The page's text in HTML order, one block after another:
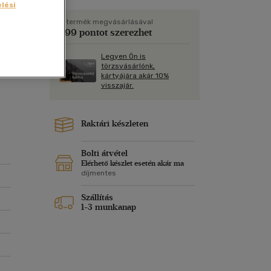
Képeslap
Papír, írószer
Vallás, mitológia
A termék megvásárlásával
299 pontot szerezhet
Legyen Ön is
törzsvásárlónk,
kártyájára akár 10%
visszajár.
Raktári készleten
Bolti átvétel
Elérhető készlet esetén akár ma
díjmentes
Szállítás
1-3 munkanap